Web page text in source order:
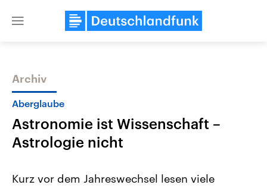
Close
Themen
Archiv
Aberglaube
Astronomie ist Wissenschaft –
Astrologie nicht
Kurz vor dem Jahreswechsel lesen viele